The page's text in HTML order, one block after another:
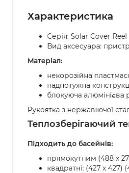
Характеристика
Серія: Solar Cover Reel
Вид аксесуара:
Матеріал:
некорозійна
надпотужна
блокуюча алюмінієва
Рукоятка з нержавіючої
Теплозберігаючий
Підходить до басейнів:
прямокутним (488 х
квадратні: (427 х 427)